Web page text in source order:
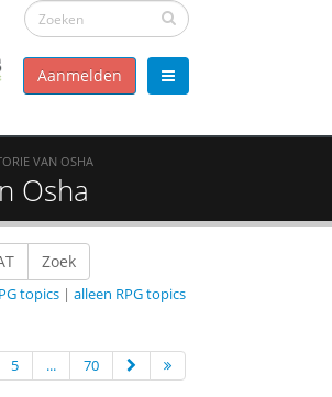
Aanmelden
VAN OSHA
Osha
Zoek
topics | alleen RPG topics
5 ... 70